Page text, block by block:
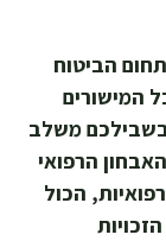
הביטוח
המישורים
בשבילכם משלב
הרפואי
הכול